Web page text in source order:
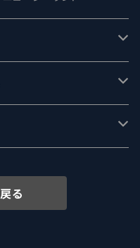
Brewing
クネス
ジー
ーターズ
る